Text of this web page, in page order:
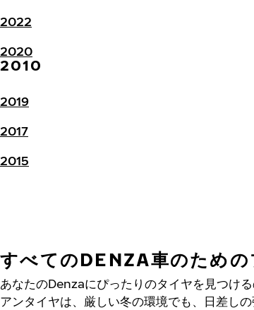
2022
2020
2010
2019
2017
2015
すべてのDENZA車のため
あなたのDenzaにぴったりのタイヤを見つけ
アンタイヤは、厳しい冬の環境でも、日差し